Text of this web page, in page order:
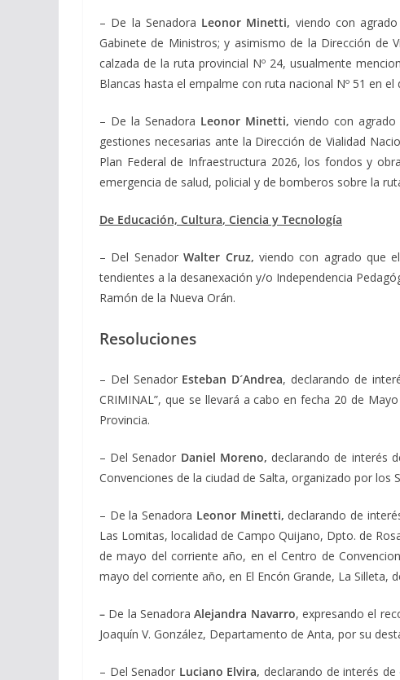
– De la Senadora Leonor Minetti, viendo con
Gabinete de Ministros; y asimismo de la Dirección de
calzada de la ruta provincial Nº 24, usualmente
Blancas hasta el empalme con ruta nacional Nº 51 en
– De la Senadora Leonor Minetti, viendo con
gestiones necesarias ante la Dirección de Vialidad
Plan Federal de Infraestructura 2026, los fondos y
emergencia de salud, policial y de bomberos sobre la
De Educación, Cultura, Ciencia y Tecnología
– Del SenadorWalter Cruz, viendo con agrado que
tendientes a la desanexación y/o Independencia
Ramón de la Nueva Orán.
Resoluciones
– Del Senador Esteban D´Andrea, declarando de
CRIMINAL”, que se llevará a cabo en fecha 20 de
Provincia.
– Del Senador Daniel Moreno, declarando de interés
Convenciones de la ciudad de Salta, organizado por los
– De la Senadora Leonor Minetti, declarando de
Las Lomitas, localidad de Campo Quijano, Dpto. de
de mayo del corriente año, en el Centro de
mayo del corriente año, en El Encón Grande, La Silleta,
– De la SenadoraAlejandra Navarro, expresando el
Joaquín V. González, Departamento de Anta, por su
– Del Senador Luciano Elvira, declarando de interés